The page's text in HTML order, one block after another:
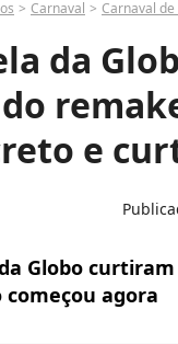
Carnaval Carnaval de
da
e
Globo
agora